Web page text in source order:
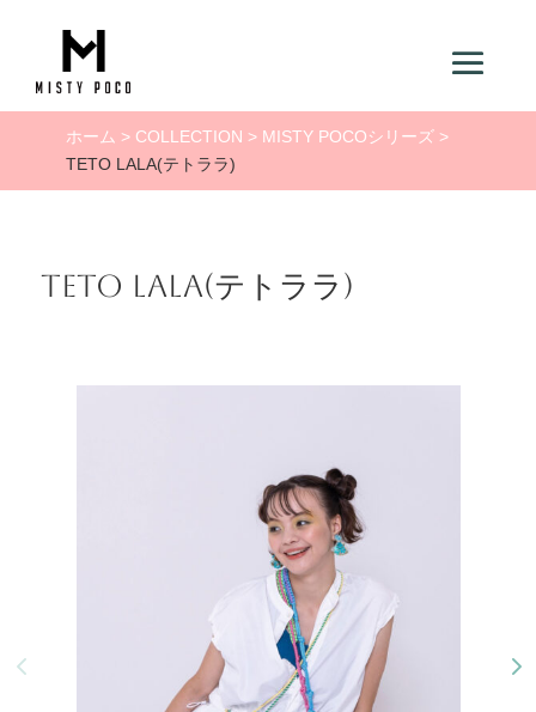
ホーム > COLLECTION > MISTY POCOシリーズ>
TETO LALA(テトララ)
TETO LALA(テトララ)